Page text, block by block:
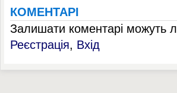
КОМЕНТАРІ
Залишати коментарі можуть
Реєстрація, Вхід